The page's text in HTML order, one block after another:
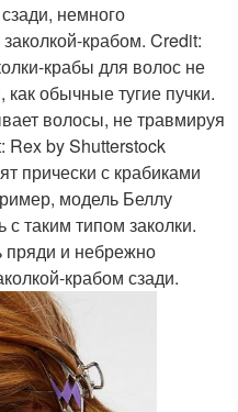
немного
крабом. Credit:
крабы для волос не
обычные тугие пучки.
волосы, не травмируя
Rex by Shutterstock
прически с крабиками
модель Беллу
таким типом заколки.
пряди и небрежно
крабом сзади.